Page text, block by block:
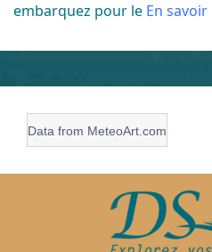
embarquez pour le En savoir
Data from MeteoArt.com